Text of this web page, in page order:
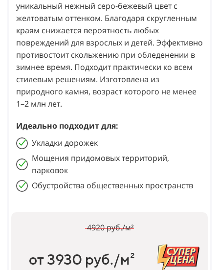
уникальный нежный серо-бежевый цвет с
желтоватым оттенком. Благодаря скругленным
краям снижается вероятность любых
повреждений для взрослых и детей. Эффективно
противостоит скольжению при обледенении в
зимнее время. Подходит практически ко всем
стилевым решениям. Изготовлена из
природного камня, возраст которого не менее
1–2 млн лет.
Идеально подходит для:
Укладки дорожек
Мощения придомовых территорий,
парковок
Обустройства общественных пространств
4920 руб./м²
от 3930 руб./м²